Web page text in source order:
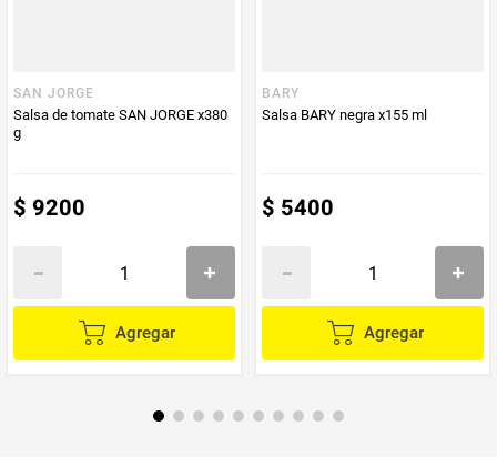
SAN JORGE
Salsa de tomate SAN JORGE x380
g
$ 9200
Agregar
BARY
Salsa BARY negra x155 ml
$ 5400
Agregar